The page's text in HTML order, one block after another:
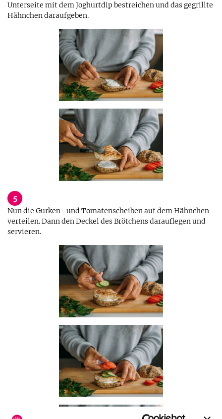
Unterseite mit dem Joghurtdip bestreichen und das gegrillte
Hähnchen daraufgeben.
5
Nun die Gurken- und Tomatenscheiben auf dem Hähnchen
verteilen. Dann den Deckel des Brötchens darauflegen und
servieren.